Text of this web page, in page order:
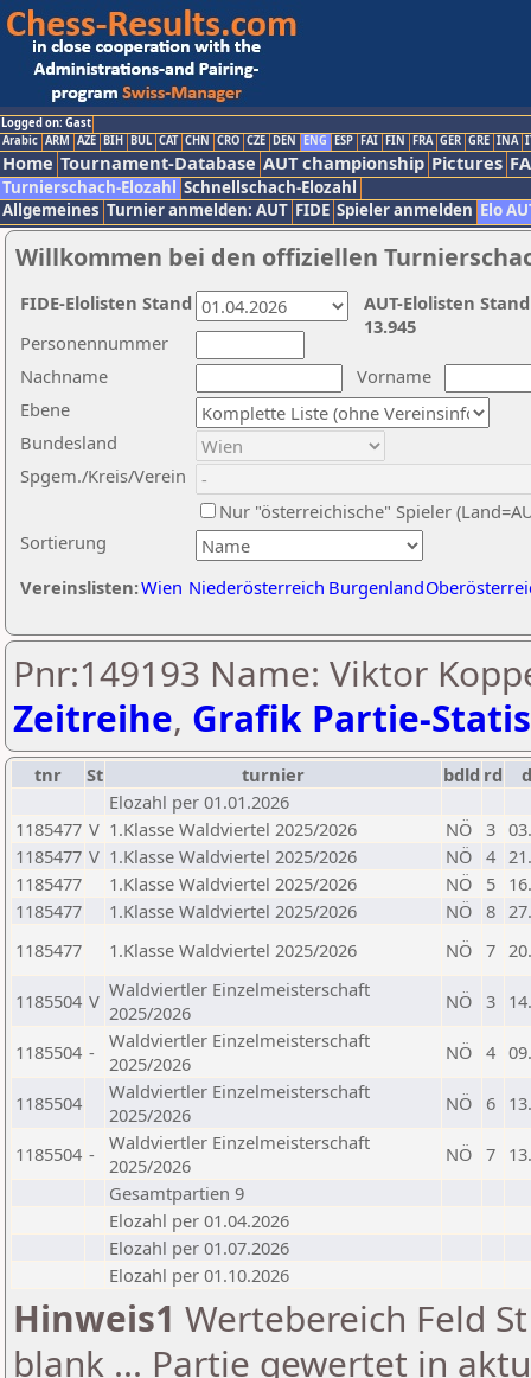
Logged on: Gast
Arabic ARM AZE BIH BUL CAT CHN CRO CZE DEN ENG ESP FAI FIN FRA GER GRE INA
Home Tournament-Database AUT championship Pictures
Turnierschach-Elozahl Schnellschach-Elozahl
Allgemeines Turnier anmelden: AUT FIDE Spieler anmelden Elo
Willkommen bei den offiziellen
Nachname
Vorname
Ebene
Sortierung
Personennummer
Bundesland
Spgem./Kreis/Verein
Nur "österreichische" Spieler
Vereinslisten:Wien Niederösterreich Burgenland
AUT-Elolisten
13.945
FIDE-Elolisten Stand
Pnr:149193 Name: Viktor
Zeitreihe, Grafik Partie-
tnr St turnier bdld rd
Elozahl per 01.01.2026
1185477 V 1.Klasse Waldviertel 2025/2026 NÖ 3
1185477 V 1.Klasse Waldviertel 2025/2026 NÖ 4
1185477
1.Klasse Waldviertel 2025/2026 NÖ 5
1185477
1.Klasse Waldviertel 2025/2026 NÖ 8
1185477
1.Klasse Waldviertel 2025/2026 NÖ 7
1185504 V Waldviertler Einzelmeisterschaft
2025/2026
NÖ 3
1185504 -
Waldviertler Einzelmeisterschaft
2025/2026
NÖ 4
1185504
Waldviertler Einzelmeisterschaft
2025/2026
NÖ 6
1185504 -
Waldviertler Einzelmeisterschaft
2025/2026
NÖ 7
Gesamtpartien 9
Elozahl per 01.04.2026
Elozahl per 01.07.2026
Elozahl per 01.10.2026
Hinweis1 Wertebereich Feld
blank ... Partie gewertet in